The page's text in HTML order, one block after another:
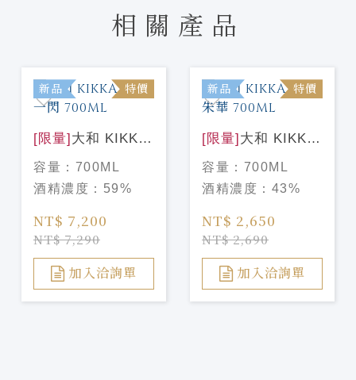
相關產品
新品 特價
[限量] 大和 KIKKA
GIN 一閃 700ML
容量： 700ML
酒精濃度： 59%
NT$ 7,200
NT$ 7,290
加入洽詢單
新品 特價
[限量] 大和 KIKKA
GIN 朱華 700ML
容量： 700ML
酒精濃度： 43%
NT$ 2,650
NT$ 2,690
加入洽詢單